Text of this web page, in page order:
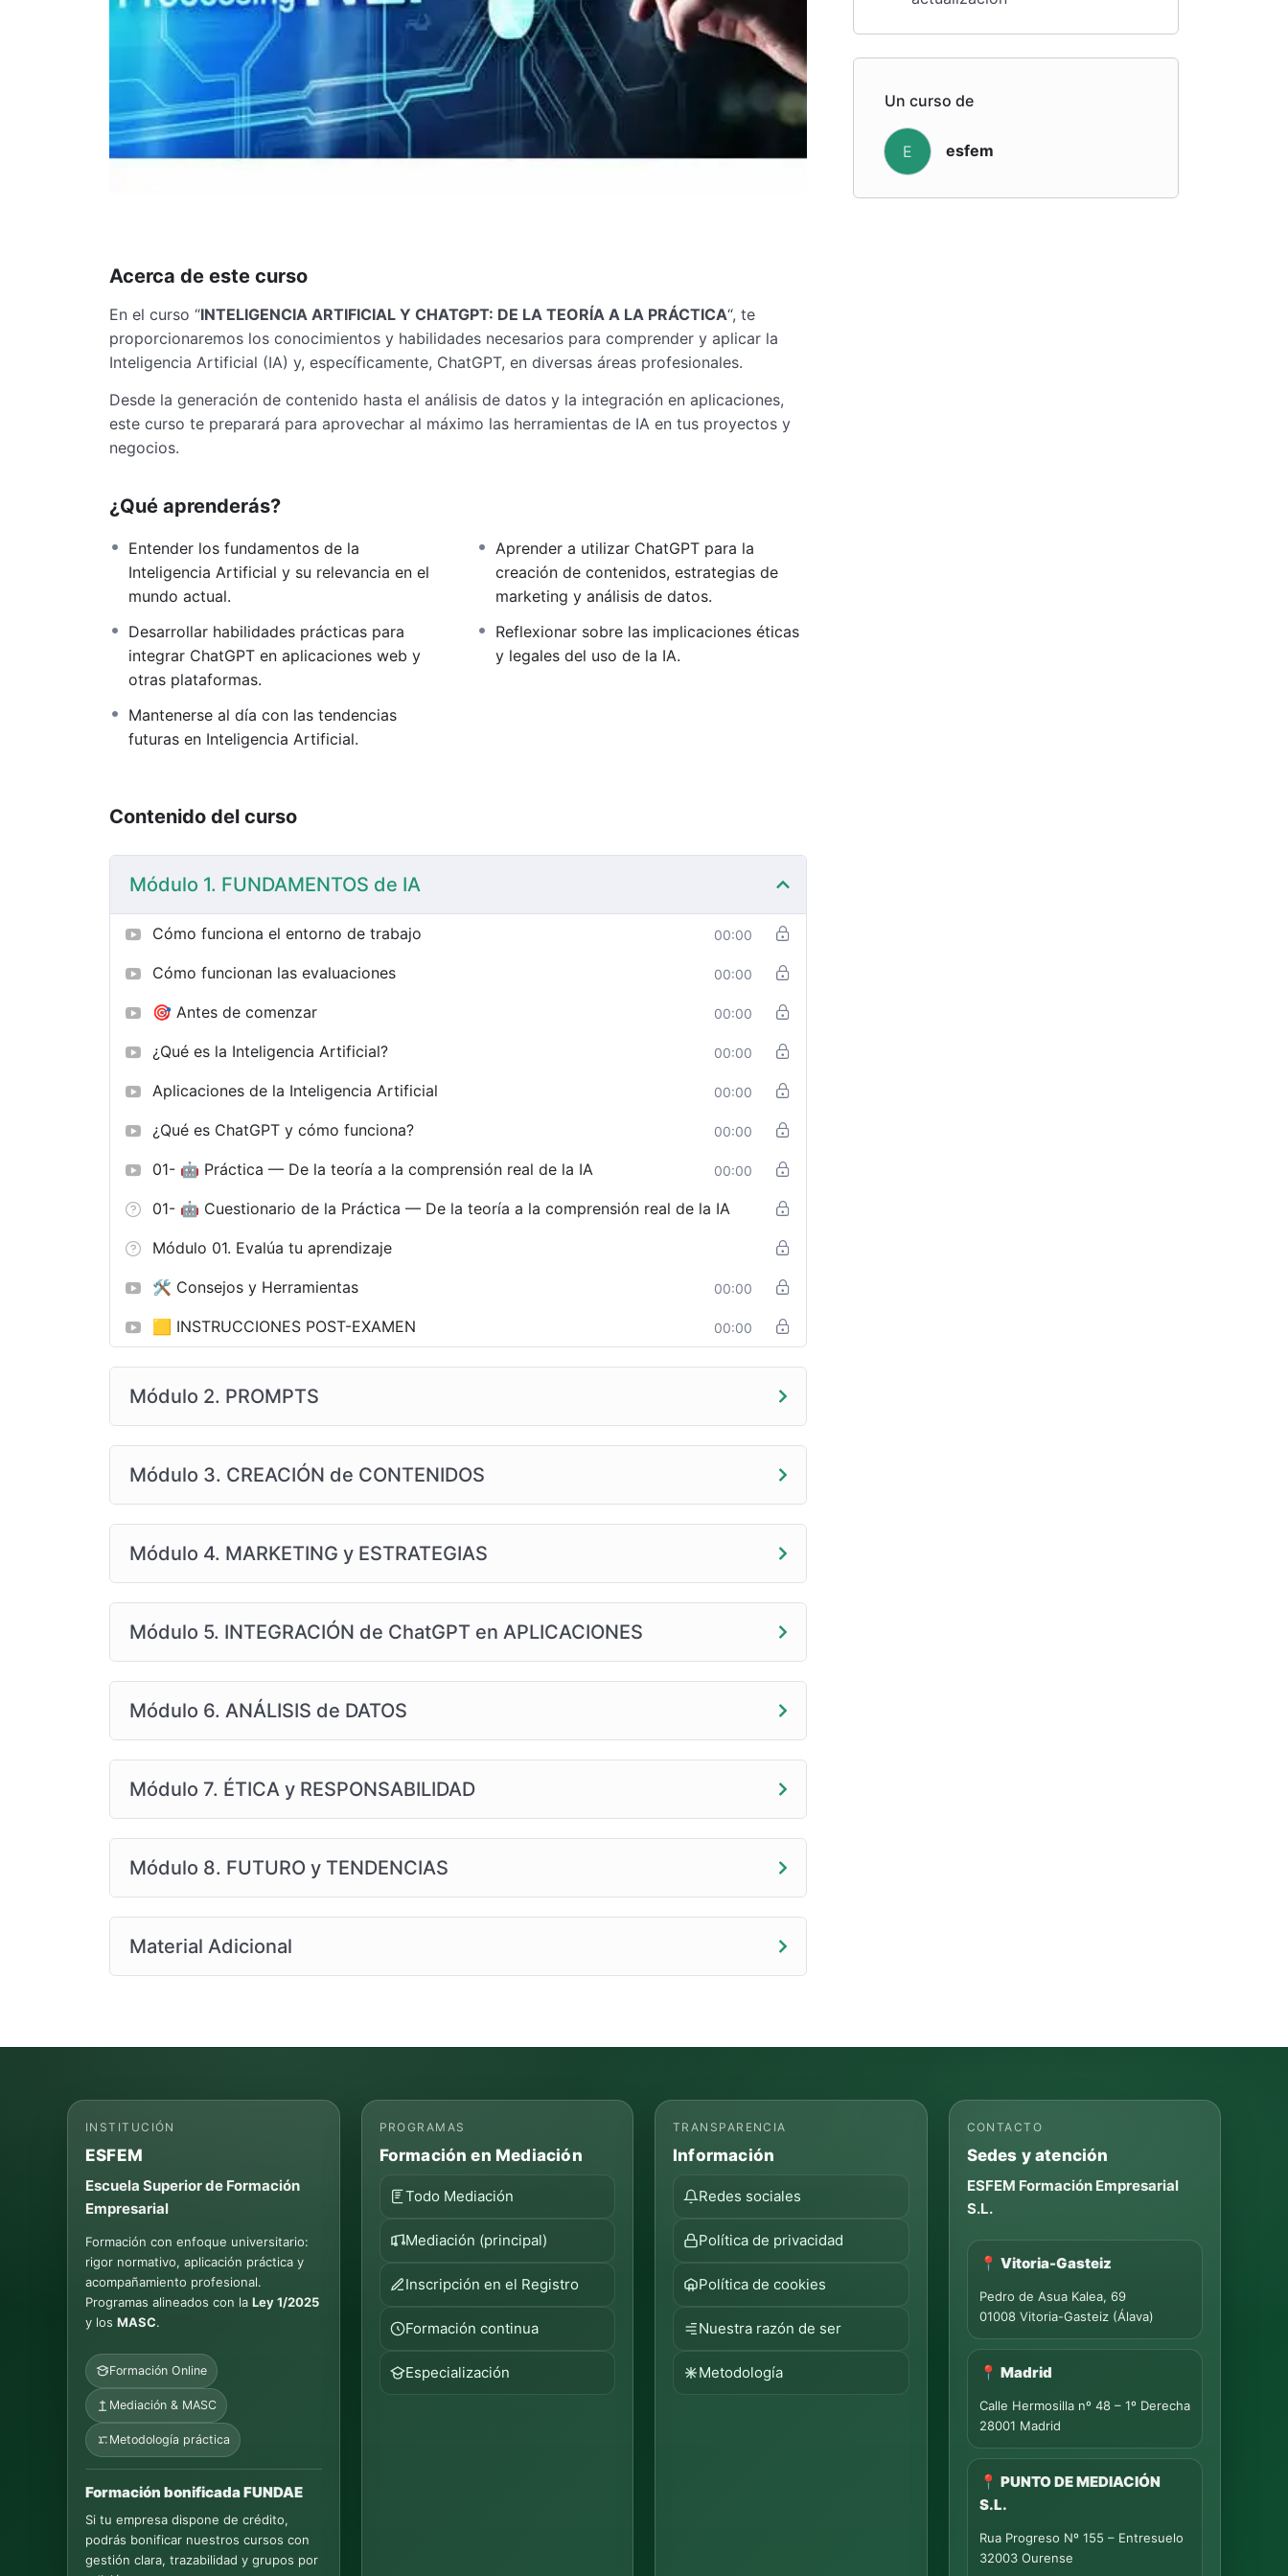
Acerca de este curso
En el curso “INTELIGENCIA ARTIFICIAL Y CHATGPT: DE LA TEORÍA A LA PRÁCTICA“, te
proporcionaremos los conocimientos y habilidades necesarios para comprender y aplicar la
Inteligencia Artificial (IA) y, específicamente, ChatGPT, en diversas áreas profesionales.
Desde la generación de contenido hasta el análisis de datos y la integración en aplicaciones,
este curso te preparará para aprovechar al máximo las herramientas de IA en tus proyectos y
negocios.
¿Qué aprenderás?
Entender los fundamentos de la
Inteligencia Artificial y su relevancia en el
mundo actual.
Aprender a utilizar ChatGPT para la
creación de contenidos, estrategias de
marketing y análisis de datos.
Desarrollar habilidades prácticas para
integrar ChatGPT en aplicaciones web y
otras plataformas.
Reflexionar sobre las implicaciones éticas
y legales del uso de la IA.
Mantenerse al día con las tendencias
futuras en Inteligencia Artificial.
Contenido del curso
Módulo 1. FUNDAMENTOS de IA
Cómo funciona el entorno de trabajo 00:00
Cómo funcionan las evaluaciones 00:00
🎯 Antes de comenzar 00:00
¿Qué es la Inteligencia Artificial? 00:00
Aplicaciones de la Inteligencia Artificial 00:00
¿Qué es ChatGPT y cómo funciona? 00:00
01- 🤖 Práctica — De la teoría a la comprensión real de la IA 00:00
01- 🤖 Cuestionario de la Práctica — De la teoría a la comprensión real de la IA
Módulo 01. Evalúa tu aprendizaje
🛠️ Consejos y Herramientas 00:00
🟨 INSTRUCCIONES POST-EXAMEN 00:00
Módulo 2. PROMPTS
Módulo 3. CREACIÓN de CONTENIDOS
Módulo 4. MARKETING y ESTRATEGIAS
Módulo 5. INTEGRACIÓN de ChatGPT en APLICACIONES
Módulo 6. ANÁLISIS de DATOS
Módulo 7. ÉTICA y RESPONSABILIDAD
Módulo 8. FUTURO y TENDENCIAS
Material Adicional
Un curso de
E esfem
INSTITUCIÓN
ESFEM
Escuela Superior de Formación
Empresarial
Formación con enfoque universitario:
rigor normativo, aplicación práctica y
acompañamiento profesional.
Programas alineados con la Ley 1/2025
y los MASC.
Formación Online
Mediación & MASC
Metodología práctica
Formación bonificada FUNDAE
Si tu empresa dispone de crédito,
podrás bonificar nuestros cursos con
gestión clara, trazabilidad y grupos por
PROGRAMAS
Formación en Mediación
Todo Mediación
Mediación (principal)
Inscripción en el Registro
Formación continua
Especialización
TRANSPARENCIA
Información
Redes sociales
Política de privacidad
Política de cookies
Nuestra razón de ser
Metodología
CONTACTO
Sedes y atención
ESFEM Formación Empresarial
S.L.
📍 Vitoria-Gasteiz
Pedro de Asua Kalea, 69
01008 Vitoria-Gasteiz (Álava)
📍 Madrid
Calle Hermosilla nº 48 – 1º Derecha
28001 Madrid
📍 PUNTO DE MEDIACIÓN
S.L.
Rua Progreso Nº 155 – Entresuelo
32003 Ourense